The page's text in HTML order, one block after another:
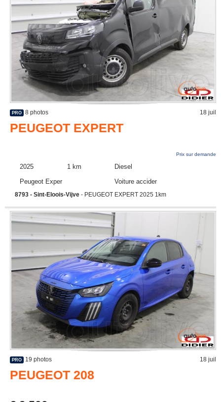
PRO 8 photos 18 juil
PEUGEOT EXPERT
Prix sur demande
2025 1 km
Diesel
Peugeot Expert
Voiture accidentée
8793 - Sint-Eloois-Vijve - PEUGEOT EXPERT 2025 1km
PRO 19 photos 18 juil
PEUGEOT 208